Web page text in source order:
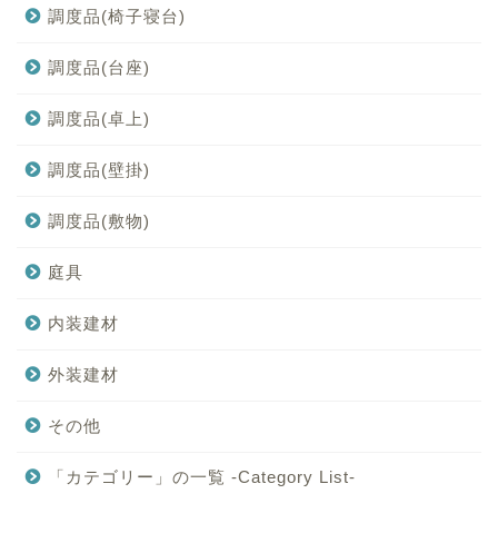
調度品(椅子寝台)
調度品(台座)
調度品(卓上)
調度品(壁掛)
調度品(敷物)
庭具
内装建材
外装建材
その他
「カテゴリー」の一覧 -Category List-